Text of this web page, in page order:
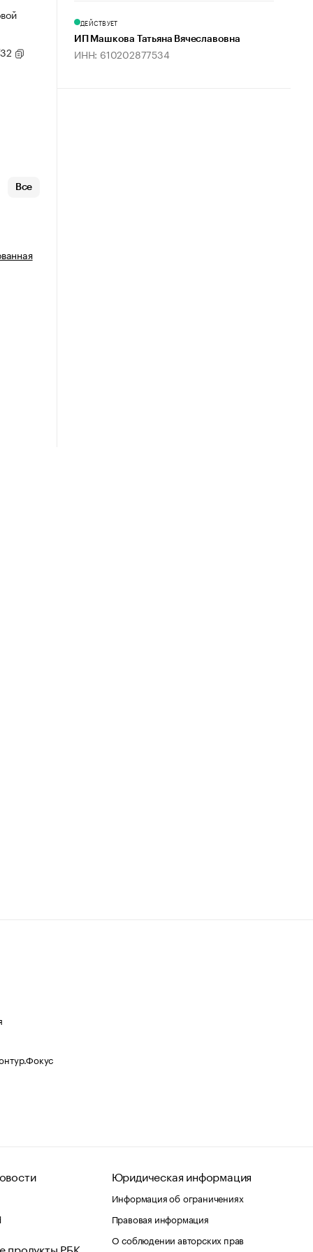
Все
ДЕЙСТВУЕТ
ИП Машкова Татьяна Вячеславовна
ИНН: 610202877534
продукты РБК
Юридическая информация
Информация об ограничениях
Правовая информация
О соблюдении авторских прав